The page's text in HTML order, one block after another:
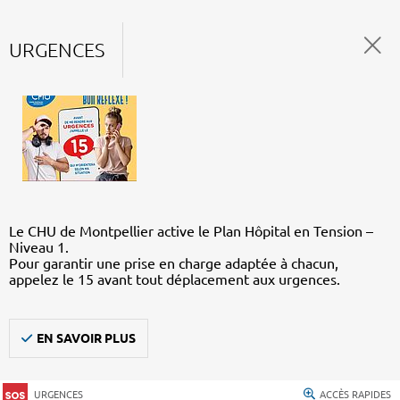
URGENCES
Le CHU de Montpellier active le Plan Hôpital en Tension –
Niveau 1.
Pour garantir une prise en charge adaptée à chacun,
appelez le 15 avant tout déplacement aux urgences.
EN SAVOIR PLUS
URGENCES ACCÈS RAPIDES